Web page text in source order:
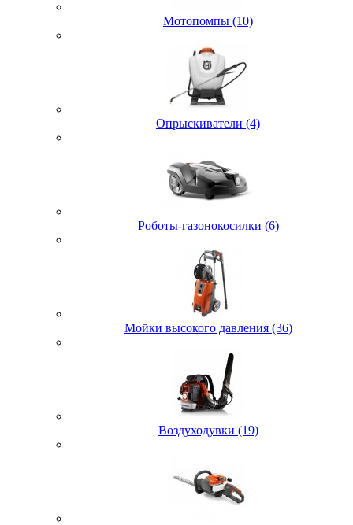
Мотопомпы (10)
Опрыскиватели (4)
Роботы-газонокосилки (6)
Мойки высокого давления (36)
Воздуходувки (19)